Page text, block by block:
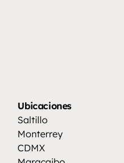
Ubicaciones
Saltillo
Monterrey
CDMX